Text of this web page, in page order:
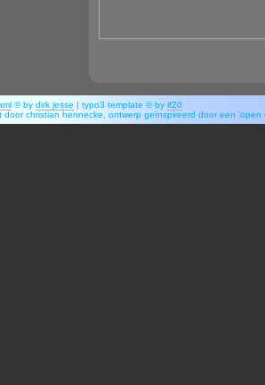
© by dirk jesse | typo3 template © by if20
door christian hennecke, ontwerp geïnspireerd door een